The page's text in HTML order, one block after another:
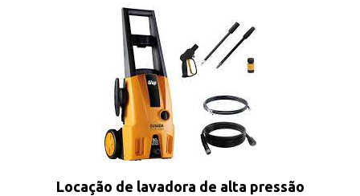
Locação de lavadora de alta pressão